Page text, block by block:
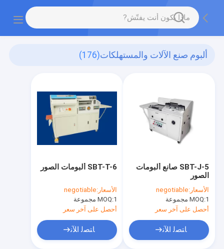
ألبوم صنع الآلات والمستهلكات(176)
SBT-T-6 ألبومات الصور
الأسعار:negotiable
MOQ:1 مجموعة
أحصل على آخر سعر
ﺎﺘﺼﻟ ﺍﻶﻧ
SBT-J-5 صانع ألبومات
الصور
الأسعار:negotiable
MOQ:1 مجموعة
أحصل على آخر سعر
ﺎﺘﺼﻟ ﺍﻶﻧ